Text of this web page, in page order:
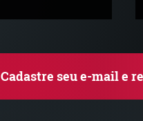
Cadastre seu e-mail e